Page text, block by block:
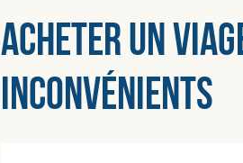
Acheter un
inconvénients